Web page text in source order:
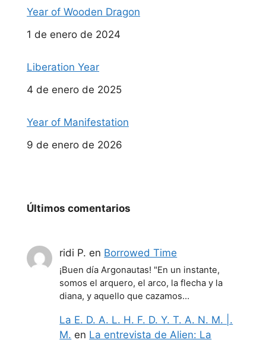
Year of Wooden Dragon
Fecha
1 de enero de 2024
Liberation Year
Fecha
4 de enero de 2025
Year of Manifestation
Fecha
9 de enero de 2026
Últimos comentarios
ridi P. en Borrowed Time
¡Buen día Argonautas! "En un instante,
somos el arquero, el arco, la flecha y la
diana, y aquello que cazamos…
La E. D. A. L. H. F. D. Y. T. A. N. M. |.
M. en La entrevista de Alien: La